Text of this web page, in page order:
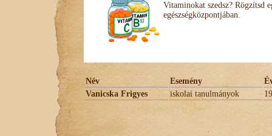
Vitaminokat szedsz? Rögzítsd
egészségközpontjában.
Név Esemény
Vanicska Frigyes
iskolai tanulmányok